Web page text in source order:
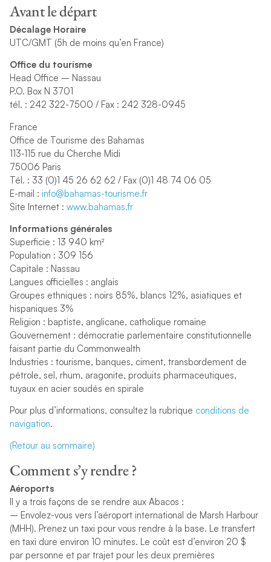
Avant le départ
Décalage Horaire
UTC/GMT (5h de moins qu’en France)
Office du tourisme
Head Office – Nassau
P.O. Box N 3701
tél. : 242 322-7500 / Fax : 242 328-0945
France
Office de Tourisme des Bahamas
113-115 rue du Cherche Midi
75006 Paris
Tél. : 33 (0)1 45 26 62 62 / Fax (0)1 48 74 06 05
E-mail : info@bahamas-tourisme.fr
Site Internet : www.bahamas.fr
Informations générales
Superficie : 13 940 km²
Population : 309 156
Capitale : Nassau
Langues officielles : anglais
Groupes ethniques : noirs 85%, blancs 12%, asiatiques et
hispaniques 3%
Religion : baptiste, anglicane, catholique romaine
Gouvernement : démocratie parlementaire constitutionnelle
faisant partie du Commonwealth
Industries : tourisme, banques, ciment, transbordement de
pétrole, sel, rhum, aragonite, produits pharmaceutiques,
tuyaux en acier soudés en spirale
Pour plus d’informations, consultez la rubrique conditions de
navigation.
(Retour au sommaire)
Comment s’y rendre ?
Aéroports
Il y a trois façons de se rendre aux Abacos :
– Envolez-vous vers l’aéroport international de Marsh Harbour
(MHH). Prenez un taxi pour vous rendre à la base. Le transfert
en taxi dure environ 10 minutes. Le coût est d’environ 20 $
par personne et par trajet pour les deux premières